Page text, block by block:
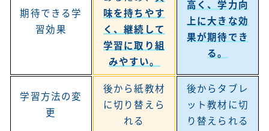
期待できる学
習効果
味を持ちやす
く、継続して
学習に取り組
みやすい。
高く、学力向
上に大きな効
果が期待でき
る。
学習方法の変
更
後から紙教材
に切り替えら
れる
後からタブレ
ット教材に切
り替えられる